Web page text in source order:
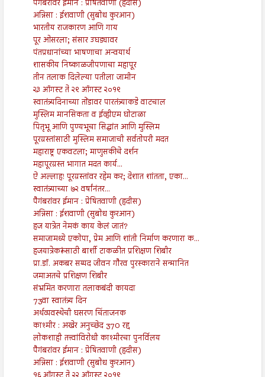
पैगंबरांवर ईमान : प्रेषितवाणी (हदीस)
अन्निसा : ईशवाणी (सुबोध कुरआन)
भारतीय राजकारण आणि गाय
पूर ओसरला; संसार उघड्यावर
पंतप्रधानांच्या भाषणाचा अन्वयार्थ
शासकीय निष्काळजीपणाचा महापूर
तीन तलाक दिलेल्या पतीला जामीन
२३ ऑगस्ट ते २९ ऑगस्ट २०१९
स्वातंत्र्यदिनाच्या तोंडावर पारतंत्र्याकडे वाटचाल
मुस्लिम मानसिकता व ईव्हीएम घोटाळा
पितृभू आणि पुण्यभूचा सिद्धांत आणि मुस्लिम
पूरग्रस्तांसाठी मुस्लिम समाजाची सर्वतोपरी मदत
महाराष्ट्र एकवटला; माणुसकीचे दर्शन
महापूरग्रस्त भागात मदत कार्य...
ऐ अल्लाह! पूरग्रस्तांवर रहेम कर; देशात शांतता, एका...
स्वातंत्र्याच्या ७२ वर्षांनंतर...
पैगंबरांवर ईमान : प्रेषितवाणी (हदीस)
अन्निसा : ईशवाणी (सुबोध कुरआन)
हज यात्रेत नेमकं काय केलं जातं?
समाजामध्ये एकोपा, प्रेम आणि शांती निर्माण करणारा क...
हजयात्रेकरूंसाठी बार्शी टाकळीत प्रशिक्षण शिबीर
प्रा.डॉ. अकबर सय्यद जीवन गौरव पुरस्काराने सन्मानित
जमाअतचे प्रशिक्षण शिबीर
संभ्रमित करणारा तलाकबंदी कायदा
73वा स्वातंत्र्य दिन
अर्थव्यवस्थेची घसरण चिंताजनक
काश्मीर : अखेर अनुच्छेद 370 रद्द
लोकशाही तत्त्वांविरोधी काश्मीरचा पुनर्विलय
पैगंबरांवर ईमान : प्रेषितवाणी (हदीस)
अन्निसा : ईशवाणी (सुबोध कुरआन)